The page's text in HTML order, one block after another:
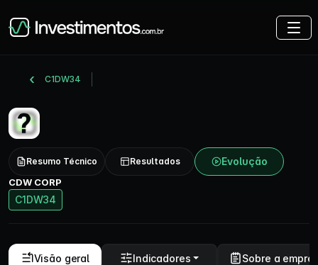
C1DW34
Resumo Técnico Resultados Evolução
CDW CORP
C1DW34
Visão geral Indicadores Sobre a